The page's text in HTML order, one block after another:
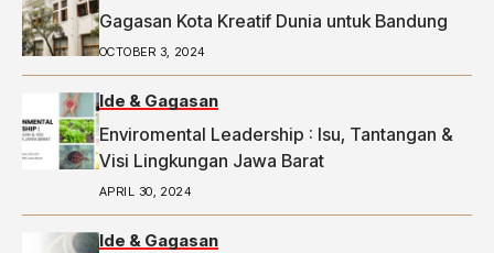
Gagasan Kota Kreatif Dunia untuk Bandung
OCTOBER 3, 2024
Ide & Gagasan
Enviromental Leadership : Isu, Tantangan &
Visi Lingkungan Jawa Barat
APRIL 30, 2024
Ide & Gagasan